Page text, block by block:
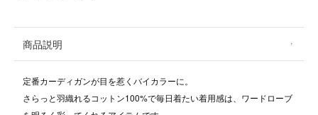
商品説明
定番カーディガンが目を惹くバイカラーに。
さらっと羽織れるコットン100%で毎日着たい着用感は、ワードローブ